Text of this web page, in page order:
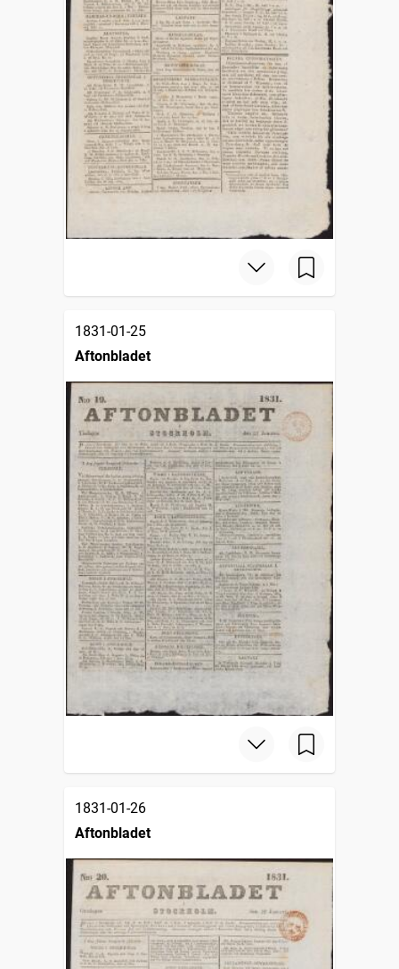
1831-01-25
Aftonbladet
1831-01-26
Aftonbladet